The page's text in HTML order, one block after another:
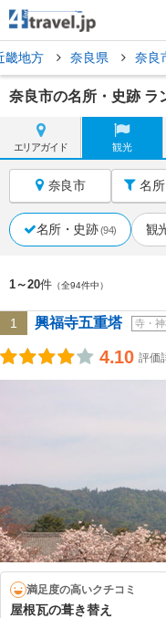
畿地方 奈良県 奈良
奈良市の名所・史跡 ラ
エリアガイド 観光
奈良市 名
名所・史跡 (94) 観
1～20件 （全94件中）
1 興福寺五重塔 寺・
4.10 評価
満足度の高いクチコミ
屋根瓦の葺き替え